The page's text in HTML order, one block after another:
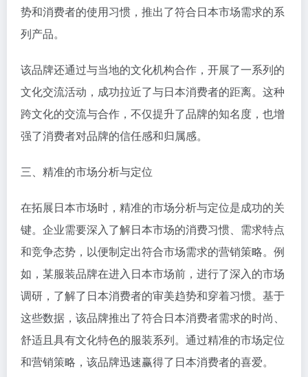
势和消费者的使用习惯，推出了符合日本市场需求的系
列产品。
该品牌还通过与当地的文化机构合作，开展了一系列的
文化交流活动，成功拉近了与日本消费者的距离。这种
跨文化的交流与合作，不仅提升了品牌的知名度，也增
强了消费者对品牌的信任感和归属感。
三、精准的市场分析与定位
在拓展日本市场时，精准的市场分析与定位是成功的关
键。企业需要深入了解日本市场的消费习惯、需求特点
和竞争态势，以便制定出符合市场需求的营销策略。例
如，某服装品牌在进入日本市场前，进行了深入的市场
调研，了解了日本消费者的审美趋势和穿着习惯。基于
这些数据，该品牌推出了符合日本消费者需求的时尚、
舒适且具有文化特色的服装系列。通过精准的市场定位
和营销策略，该品牌迅速赢得了日本消费者的喜爱。